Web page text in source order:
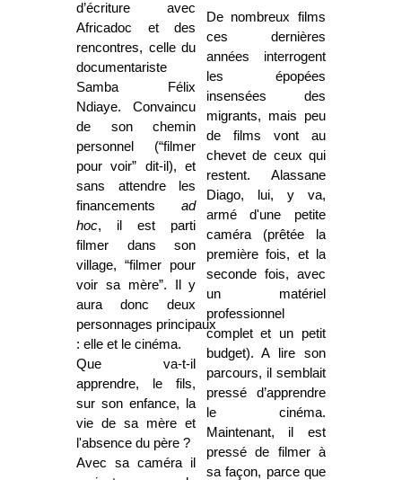
d’écriture avec
Africadoc et des
rencontres, celle du
documentariste
Samba Félix
Ndiaye. Convaincu
de son chemin
personnel (“filmer
pour voir” dit-il), et
sans attendre les
financementsad
hoc, il est parti
filmer dans son
village, “filmer pour
voir sa mère”. Il y
aura donc deux
personnages principaux
: elle et le cinéma.
Que va-t-il
apprendre, le fils,
sur son enfance, la
vie de sa mère et
l'absence du père ?
Avec sa caméra il
De nombreux films
ces dernières
années interrogent
les épopées
insensées des
migrants, mais peu
de films vont au
chevet de ceux qui
restent. Alassane
Diago, lui, y va,
armé d'une petite
caméra (prêtée la
première fois, et la
seconde fois, avec
un matériel
professionnel
complet et un petit
budget). A lire son
parcours, il semblait
pressé d’apprendre
le cinéma.
Maintenant, il est
pressé de filmer à
sa façon, parce que